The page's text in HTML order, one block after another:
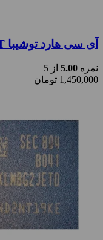
آی سی هارد توشیبا THGBMDG5D1LBAIT
نمره 5.00 از 5
1,450,000 تومان